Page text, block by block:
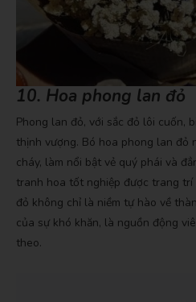
10. Hoa phong lan đỏ
Phong lan đỏ, với sắc đỏ lôi cuốn,
thịnh vượng. Bó hoa phong lan đỏ
cháy, làm nổi bật vẻ quý phái và
tranh hoa tốt nghiệp được trang
đỏ không chỉ là niềm tự hào về
của sự khó khăn, là nguồn động
theo.